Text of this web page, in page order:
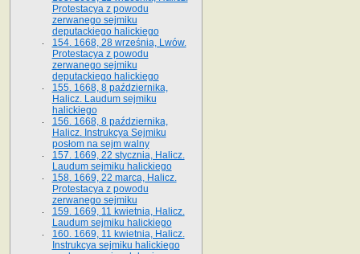
Protestacya z powodu
zerwanego sejmiku
deputackiego halickiego
154. 1668, 28 września, Lwów.
Protestacya z powodu
zerwanego sejmiku
deputackiego halickiego
155. 1668, 8 października,
Halicz. Laudum sejmiku
halickiego
156. 1668, 8 października,
Halicz. Instrukcya Sejmiku
posłom na sejm walny
157. 1669, 22 stycznia, Halicz.
Laudum sejmiku halickiego
158. 1669, 22 marca, Halicz.
Protestacya z powodu
zerwanego sejmiku
159. 1669, 11 kwietnia, Halicz.
Laudum sejmiku halickiego
160. 1669, 11 kwietnia, Halicz.
Instrukcya sejmiku halickiego